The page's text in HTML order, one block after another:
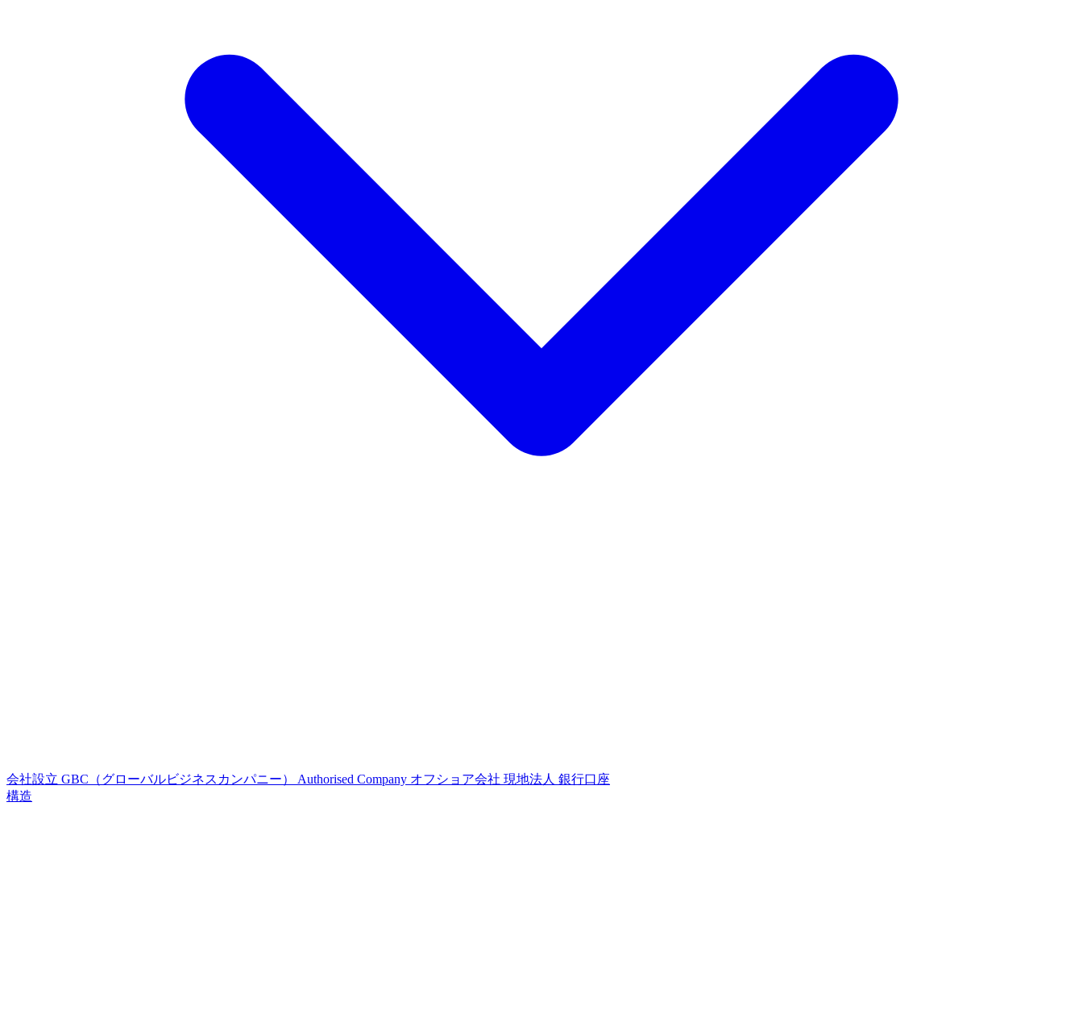
会社設立 GBC（グローバルビジネスカンパニー） Authorised Company オフショア会社 現地法人 銀行口座
構造